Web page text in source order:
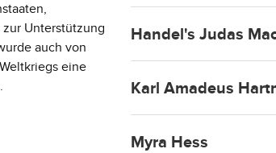
Unterstützung
auch von
eine
Handel's Judas
Karl Amadeus
Myra Hess